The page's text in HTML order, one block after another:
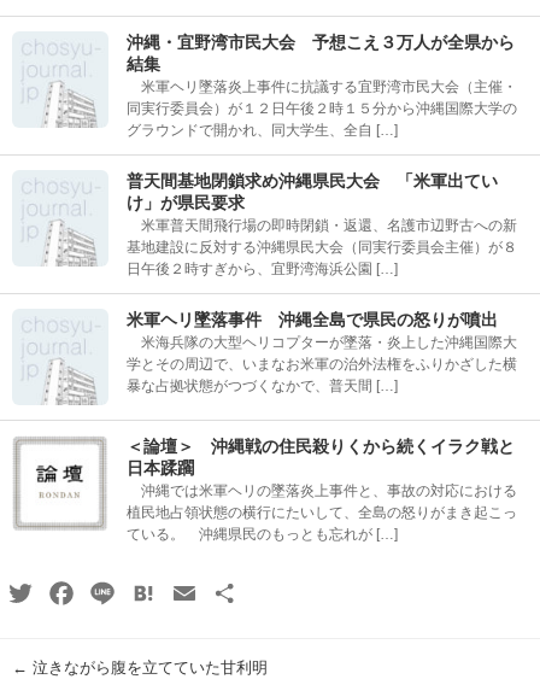
沖縄・宜野湾市民大会 予想こえ３万人が全県から
結集
米軍ヘリ墜落炎上事件に抗議する宜野湾市民大会（主催・
同実行委員会）が１２日午後２時１５分から沖縄国際大学の
グラウンドで開かれ、同大学生、全自 […]
普天間基地閉鎖求め沖縄県民大会 「米軍出てい
け」が県民要求
米軍普天間飛行場の即時閉鎖・返還、名護市辺野古への新
基地建設に反対する沖縄県民大会（同実行委員会主催）が８
日午後２時すぎから、宜野湾海浜公園 […]
米軍ヘリ墜落事件 沖縄全島で県民の怒りが噴出
米海兵隊の大型ヘリコプターが墜落・炎上した沖縄国際大
学とその周辺で、いまなお米軍の治外法権をふりかざした横
暴な占拠状態がつづくなかで、普天間 […]
＜論壇＞ 沖縄戦の住民殺りくから続くイラク戦と
日本蹂躙
沖縄では米軍ヘリの墜落炎上事件と、事故の対応における
植民地占領状態の横行にたいして、全島の怒りがまき起こっ
ている。 沖縄県民のもっとも忘れが […]
TwitterFacebook
Line HatenaEmail
← 泣きながら腹を立てていた甘利明